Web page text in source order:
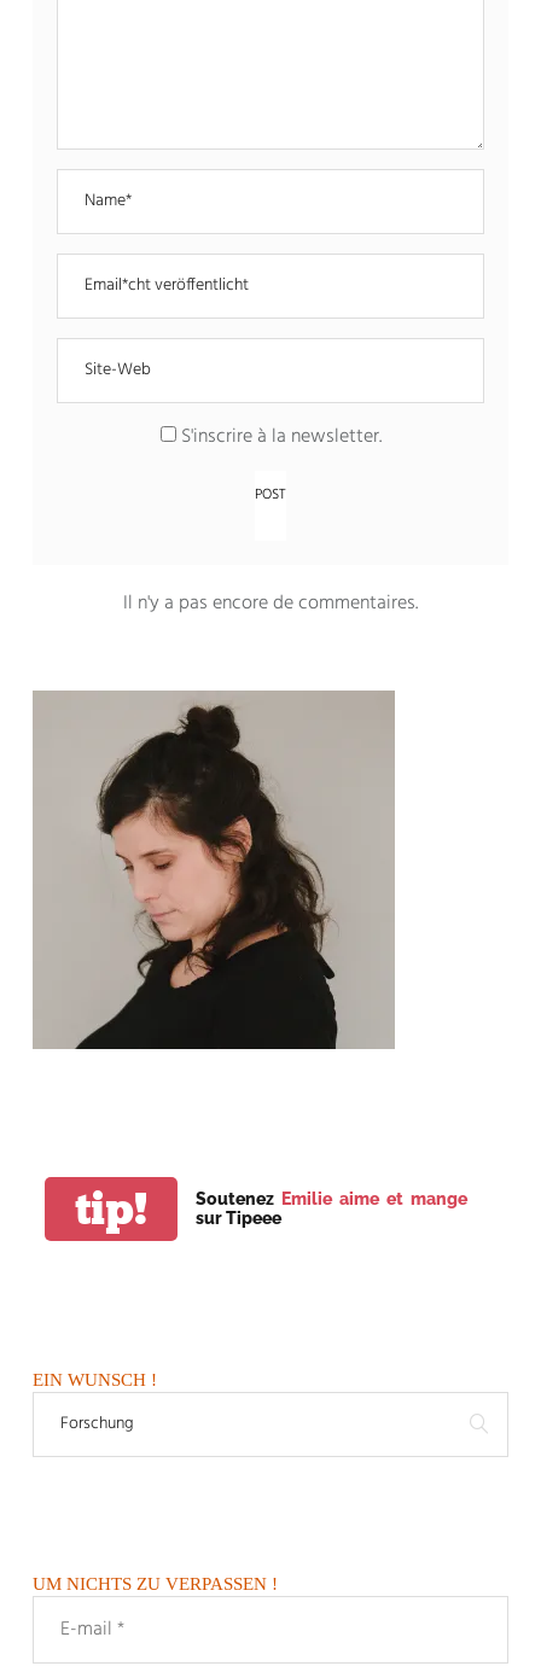
S'inscrire à la newsletter.
Il n'y a pas encore de commentaires.
tip! Soutenez Emilie aime et mange
sur Tipeee
EIN WUNSCH !
UM NICHTS ZU VERPASSEN !